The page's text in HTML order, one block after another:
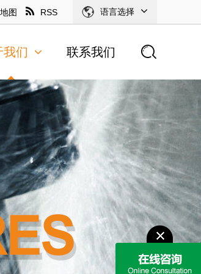
图 RSS 语言选择
我们 联系我们